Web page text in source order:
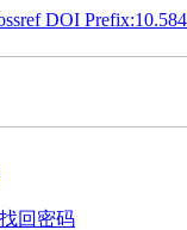
DOI
找回密码